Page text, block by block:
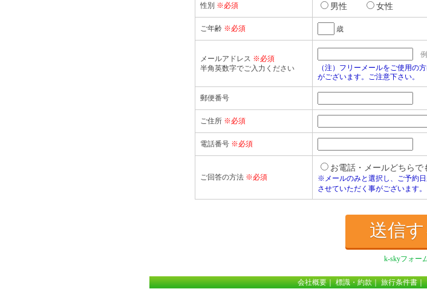
性別 ※必須 男性 女性
ご年齢 ※必須 歳
メールアドレス ※必須
半角英数字でご入力ください
（注）フリーメールをご使用の
がございます。ご注意下さい。
郵便番号
ご住所 ※必須
電話番号 ※必須
ご回答の方法 ※必須
お電話・メールどちらで
※メールのみと選択し、ご予約
させていただく事がございます。
k-skyフォー
会社概要｜ 標識・約款｜ 旅行条件書｜